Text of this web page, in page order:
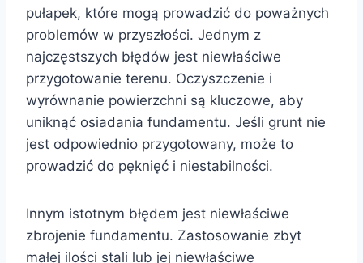
pułapek, które mogą prowadzić do poważnych
problemów w przyszłości. Jednym z
najczęstszych błędów jest niewłaściwe
przygotowanie terenu. Oczyszczenie i
wyrównanie powierzchni są kluczowe, aby
uniknąć osiadania fundamentu. Jeśli grunt nie
jest odpowiednio przygotowany, może to
prowadzić do pęknięć i niestabilności.
Innym istotnym błędem jest niewłaściwe
zbrojenie fundamentu. Zastosowanie zbyt
małej ilości stali lub jej niewłaściwe